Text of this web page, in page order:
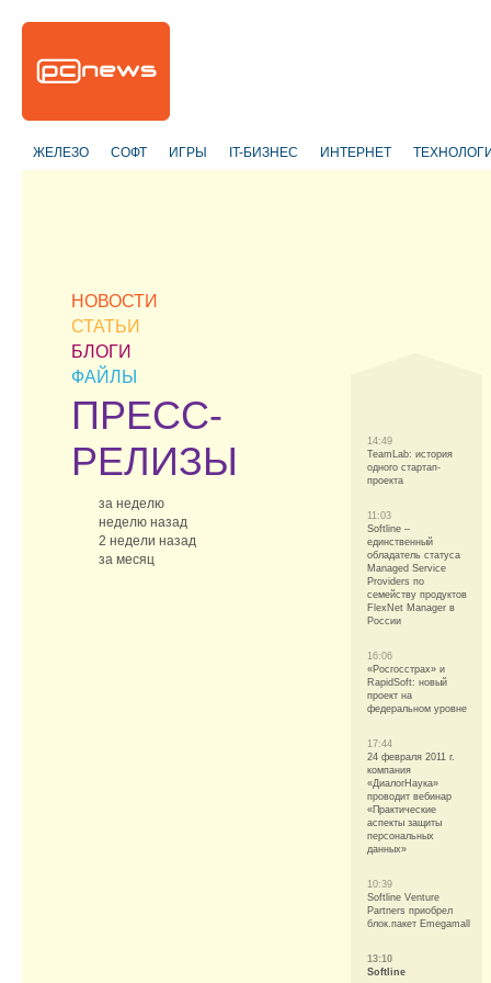
ЖЕЛЕЗО СОФТ ИГРЫ IT-БИЗНЕС ИНТЕРНЕТ
НОВОСТИ
СТАТЬИ
БЛОГИ
ФАЙЛЫ
ПРЕСС-
РЕЛИЗЫ
за неделю
неделю назад
2 недели назад
за месяц
14:49
TeamLab: история
одного стартап-
проекта
11:03
Softline –
единственный
обладатель статуса
Managed Service
Providers по
семейству продуктов
FlexNet Manager в
России
16:06
«Росгосстрах» и
RapidSoft: новый
проект на
федеральном уровне
17:44
24 февраля 2011 г.
компания
«ДиалогНаука»
проводит вебинар
«Практические
аспекты защиты
персональных
данных»
10:39
Softline Venture
Partners приобрел
блок.пакет Emegamall
13:10
Softline